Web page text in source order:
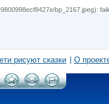
bp_2167.jpeg):
рисуют сказки О